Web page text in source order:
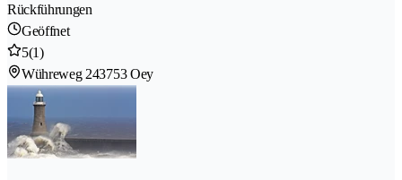
Rückführungen
Geöffnet
5(1)
Wühreweg 243753 Oey